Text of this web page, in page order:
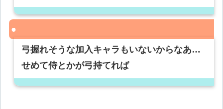
弓握れそうな加入キャラもいないからなあ…
せめて侍とかが弓持てれば